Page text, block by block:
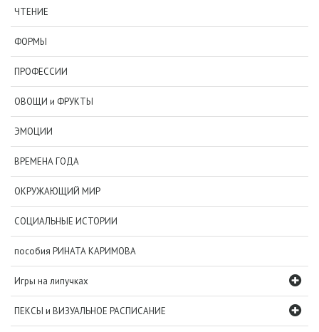
ЧТЕНИЕ
ФОРМЫ
ПРОФЕССИИ
ОВОЩИ и ФРУКТЫ
ЭМОЦИИ
ВРЕМЕНА ГОДА
ОКРУЖАЮЩИЙ МИР
СОЦИАЛЬНЫЕ ИСТОРИИ
пособия РИНАТА КАРИМОВА
Игры на липучках
ПЕКСЫ и ВИЗУАЛЬНОЕ РАСПИСАНИЕ